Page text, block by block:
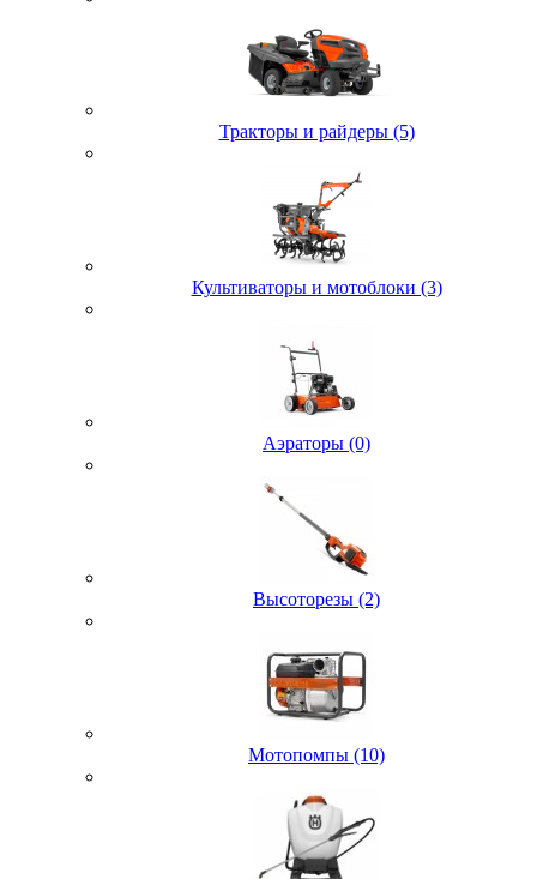
Тракторы и райдеры (5)
Культиваторы и мотоблоки (3)
Аэраторы (0)
Высоторезы (2)
Мотопомпы (10)